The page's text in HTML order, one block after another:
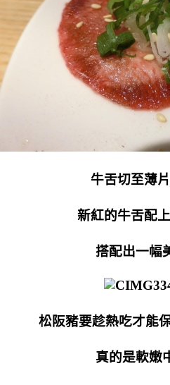
牛舌切至薄
新紅的牛舌配
搭配出一幅
松阪豬要趁熱吃才能
真的是軟嫩